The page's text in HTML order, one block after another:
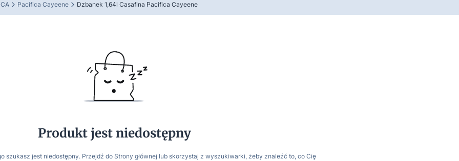
Pacifica Cayeene Dzbanek 1,64l Casafina Pacifica Cayeene
Produkt jest niedostępny
szukasz jest niedostępny. Przejdź do Strony głównej lub skorzystaj z wyszukiwarki, żeby znaleźć to, co Cię